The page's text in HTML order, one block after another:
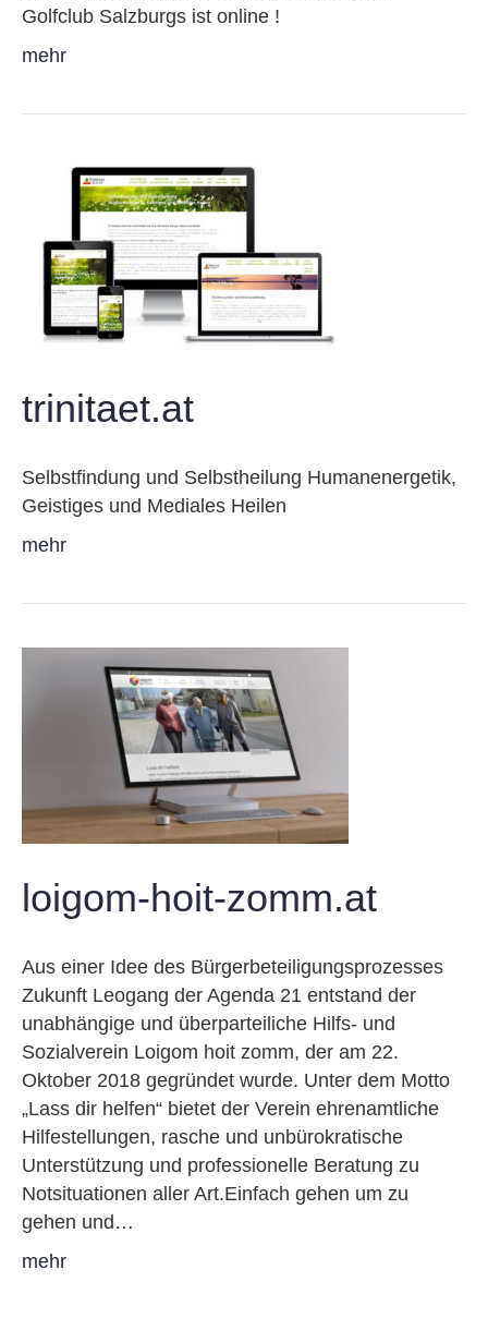
Golfclub Salzburgs ist online !
mehr
trinitaet.at
Selbstfindung und Selbstheilung Humanenergetik,
Geistiges und Mediales Heilen
mehr
loigom-hoit-zomm.at
Aus einer Idee des Bürgerbeteiligungsprozesses
Zukunft Leogang der Agenda 21 entstand der
unabhängige und überparteiliche Hilfs- und
Sozialverein Loigom hoit zomm, der am 22.
Oktober 2018 gegründet wurde. Unter dem Motto
„Lass dir helfen“ bietet der Verein ehrenamtliche
Hilfestellungen, rasche und unbürokratische
Unterstützung und professionelle Beratung zu
Notsituationen aller Art.Einfach gehen um zu
gehen und…
mehr